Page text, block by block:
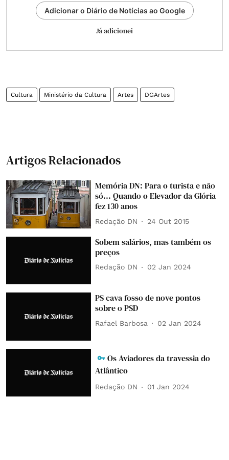
Adicionar o Diário de Notícias ao Google
Já adicionei
Cultura Ministério da Cultura Artes DGArtes
Artigos Relacionados
Memória DN: Para o turista e não
só... Quando o Elevador da Glória
fez 130 anos
Redação DN 24 Out 2015
Sobem salários, mas também os
preços
Redação DN 02 Jan 2024
PS cava fosso de nove pontos
sobre o PSD
Rafael Barbosa 02 Jan 2024
Os Aviadores da travessia do
Atlântico
Redação DN 01 Jan 2024